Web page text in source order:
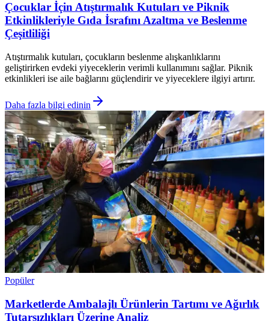
Çocuklar İçin Atıştırmalık Kutuları ve Piknik
Etkinlikleriyle Gıda İsrafını Azaltma ve Beslenme
Çeşitliliği
Atıştırmalık kutuları, çocukların beslenme alışkanlıklarını
geliştirirken evdeki yiyeceklerin verimli kullanımını sağlar. Piknik
etkinlikleri ise aile bağlarını güçlendirir ve yiyeceklere ilgiyi artırır.
Daha fazla bilgi edinin
Popüler
Marketlerde Ambalajlı Ürünlerin Tartımı ve Ağırlık
Tutarsızlıkları Üzerine Analiz